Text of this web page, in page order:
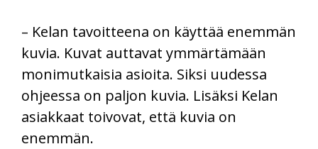
– Kelan tavoitteena on käyttää enemmän
kuvia. Kuvat auttavat ymmärtämään
monimutkaisia asioita. Siksi uudessa
ohjeessa on paljon kuvia. Lisäksi Kelan
asiakkaat toivovat, että kuvia on
enemmän.